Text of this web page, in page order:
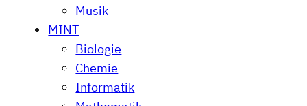
Musik
MINT
Biologie
Chemie
Informatik